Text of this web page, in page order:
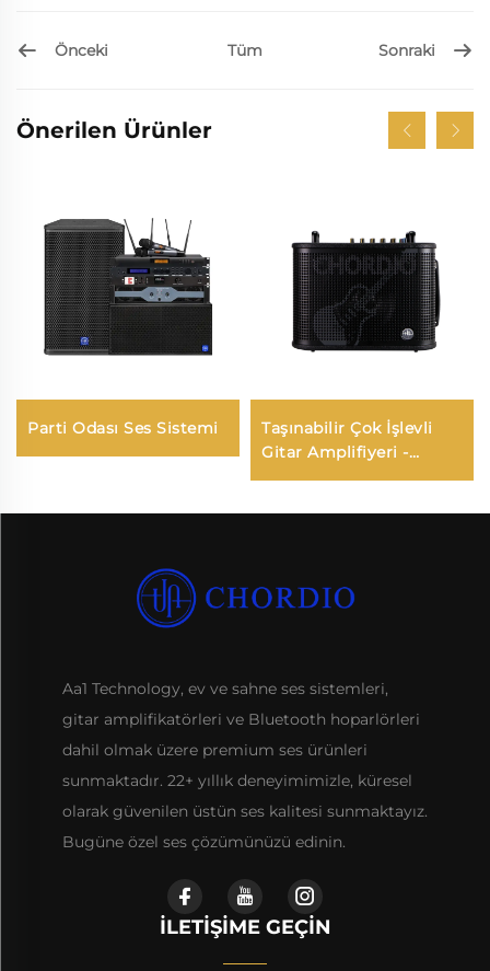
Önceki Tüm Sonraki
Önerilen Ürünler
Parti Odası Ses Sistemi
Taşınabilir Çok İşlevli
Gitar Amplifiyeri -
Jungle X8 Pro（Siyaht）
Aa1 Technology, ev ve sahne ses sistemleri,
gitar amplifikatörleri ve Bluetooth hoparlörleri
dahil olmak üzere premium ses ürünleri
sunmaktadır. 22+ yıllık deneyimimizle, küresel
olarak güvenilen üstün ses kalitesi sunmaktayız.
Bugüne özel ses çözümünüzü edinin.
İLETIŞIME GEÇIN